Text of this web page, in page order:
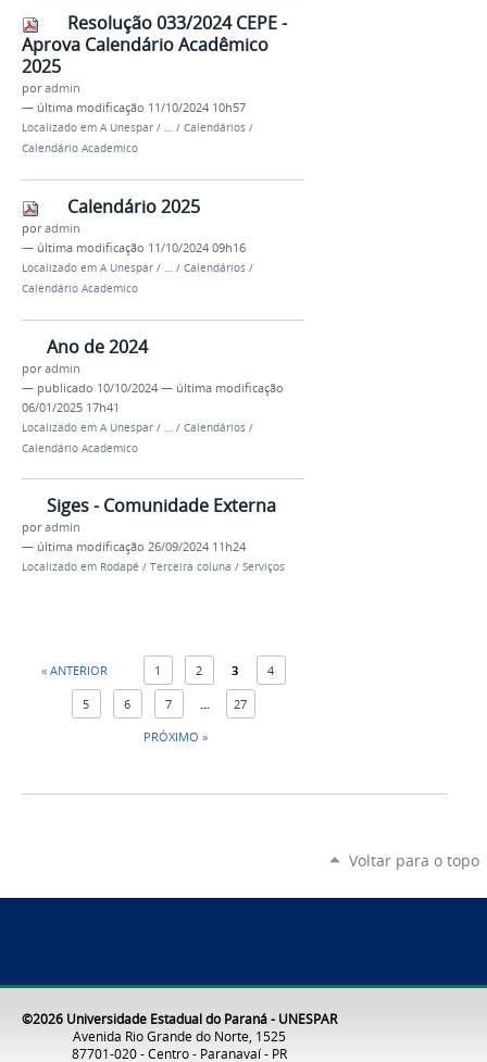
Resolução 033/2024 CEPE -
Aprova Calendário Acadêmico
2025
poradmin
— última modificação 11/10/2024 10h57
Localizado em A Unespar / … / Calendários /
Calendário Academico
Calendário 2025
poradmin
— última modificação 11/10/2024 09h16
Localizado em A Unespar / … / Calendários /
Calendário Academico
Ano de 2024
poradmin
— publicado 10/10/2024 — última modificação
06/01/2025 17h41
Localizado em A Unespar / / Calendários /
Calendário Academico
Siges - Comunidade Externa
poradmin
— última modificação 26/09/2024 11h24
Localizado em Rodapé / Terceira coluna / Serviços
« ANTERIOR 1 2 3 4
5 6 7 ...
27
PRÓXIMO »
Voltar para o topo
©2026 Universidade Estadual do Paraná - UNESPAR
Avenida Rio Grande do Norte, 1525
87701-020 - Centro - Paranavaí - PR